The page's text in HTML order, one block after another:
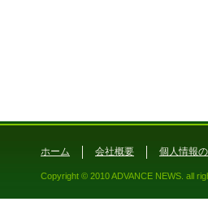
ホーム 会社概要 個人情報
Copyright © 2010 ADVANCE NEWS. all